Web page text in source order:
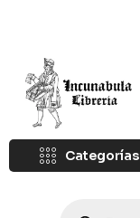
Categorías